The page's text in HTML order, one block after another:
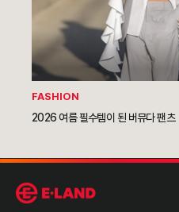
FASHION
2026 여름 필수템이 된 버뮤다 팬츠